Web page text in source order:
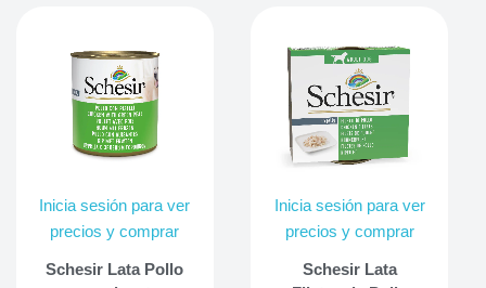
Inicia sesión para ver
precios y comprar
Schesir Lata Pollo
Inicia sesión para ver
precios y comprar
Schesir Lata